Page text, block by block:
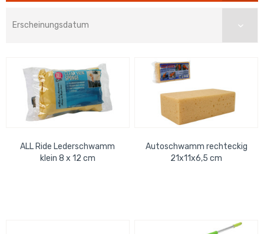
ALL Ride Lederschwamm
klein 8 x 12 cm
Autoschwamm rechteckig
21x11x6,5 cm